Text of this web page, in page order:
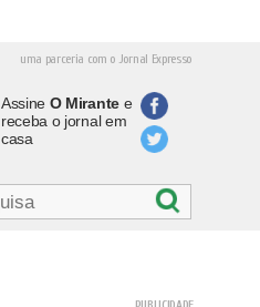
uma parceria com o Jornal Expresso
Assine O Mirantee
receba o jornal em
casa